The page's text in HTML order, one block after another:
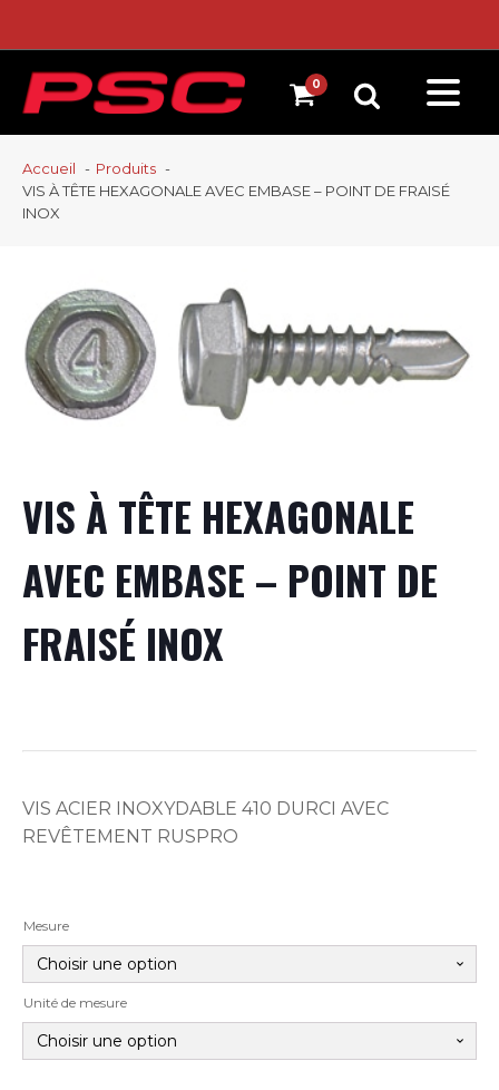
Accueil
Produits
VIS À TÊTE HEXAGONALE AVEC EMBASE – POINT DE FRAISÉ
INOX
VIS À TÊTE HEXAGONALE
AVEC EMBASE – POINT DE
FRAISÉ INOX
VIS ACIER INOXYDABLE 410 DURCI AVEC
REVÊTEMENT RUSPRO
Mesure
Unité de mesure